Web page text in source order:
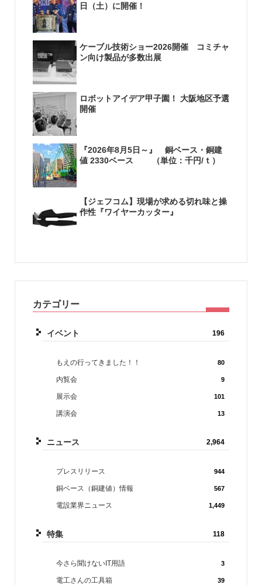
日（土）に開催！
ケーブル技術ショー2026開催 コミチャ
ン向け製品が多数出展
ロボットアイデア甲子園！ 大阪地区予選
開催
『2026年8月5日～』 銅ベース・銅建
値 2330ベース （単位：千円/ｔ）
【ジェフコム】現場が求める切れ味と操
作性『ワイヤーカッター』
カテゴリー
イベント 196
もえの行ってきました！！ 80
内覧会 9
展示会 101
講演会 13
ニュース 2,964
プレスリリース 944
銅ベース（銅建値）情報 567
電設業界ニュース 1,449
特集 118
今さら聞けないIT用語 3
電工さんの工具箱 39